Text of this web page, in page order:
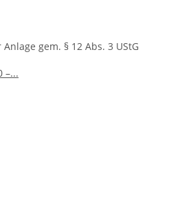
gem. § 12 Abs. 3 UStG